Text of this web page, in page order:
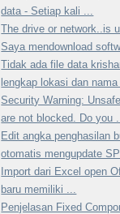
data - Setiap kali ...
The drive or network..is
Saya mendownload
Tidak ada file data
lengkap lokasi dan nama
Security Warning:
are not blocked. Do you ...
Edit angka penghasilan
otomatis mengupdate
Import dari Excel open
baru memiliki ...
Penjelasan Fixed